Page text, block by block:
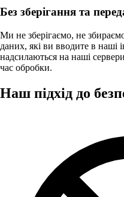
Без зберігання та
Ми не зберігаємо, не
даних, які ви вводите в наші
надсилаються на наші
час обробки.
Наш підхід до